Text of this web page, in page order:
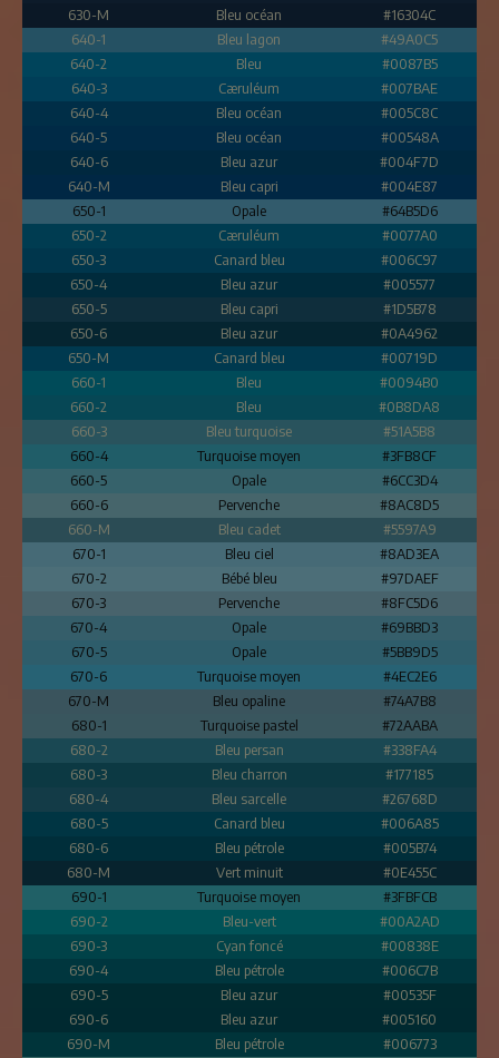
630-M Bleu océan
#16304C
640-1
Bleu lagon
#49A0C5
640-2
Bleu
#0087B5
640-3
Cæruléum
#007BAE
640-4
Bleu océan
#005C8C
640-5
Bleu océan
#00548A
640-6
Bleu azur
#004F7D
640-M
Bleu capri
#004E87
650-1
Opale
#64B5D6
650-2
Cæruléum
#0077A0
650-3
Canard bleu
#006C97
650-4
Bleu azur
#005577
650-5
Bleu capri
#1D5B78
650-6
Bleu azur
#0A4962
650-M
Canard bleu
#00719D
660-1
Bleu
#0094B0
660-2
Bleu
#0B8DA8
660-3
Bleu turquoise
#51A5B8
660-4
Turquoise moyen
#3FB8CF
660-5
Opale
#6CC3D4
660-6
Pervenche
#8AC8D5
660-M
Bleu cadet
#5597A9
670-1
Bleu ciel
#8AD3EA
670-2
Bébé bleu
#97DAEF
670-3
Pervenche
#8FC5D6
670-4
Opale
#69BBD3
670-5
Opale
#5BB9D5
670-6
Turquoise moyen
#4EC2E6
670-M
Bleu opaline
#74A7B8
680-1
Turquoise pastel
#72AABA
680-2
Bleu persan
#338FA4
680-3
Bleu charron
#177185
680-4
Bleu sarcelle
#26768D
680-5
Canard bleu
#006A85
680-6
Bleu pétrole
#005B74
680-M
Vert minuit
#0E455C
690-1
Turquoise moyen
#3FBFCB
690-2
Bleu-vert
#00A2AD
690-3
Cyan foncé
#00838E
690-4
Bleu pétrole
#006C7B
690-5
Bleu azur
#00535F
690-6
Bleu azur
#005160
690-M
Bleu pétrole
#006773